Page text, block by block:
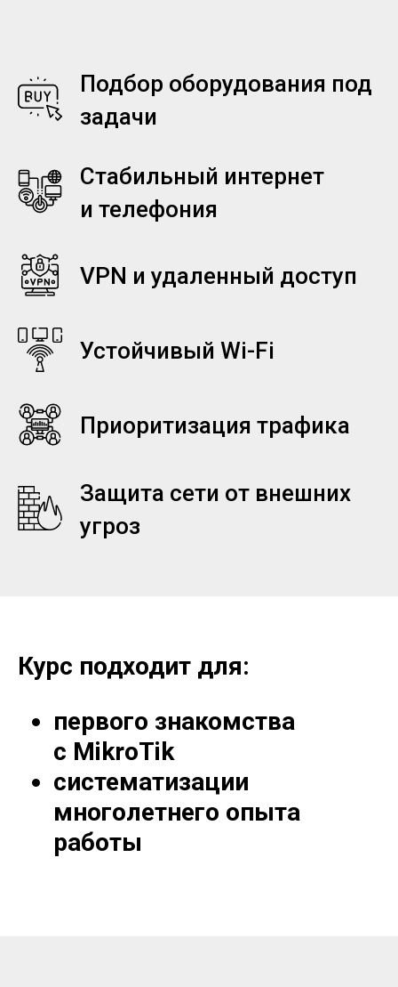
Подбор оборудования под
задачи
Стабильный интернет
и телефония
VPN и удаленный доступ
Устойчивый Wi-Fi
Приоритизация трафика
Защита сети от внешних
угроз
Курс подходит для:
первого знакомства
с MikroTik
систематизации
многолетнего опыта
работы